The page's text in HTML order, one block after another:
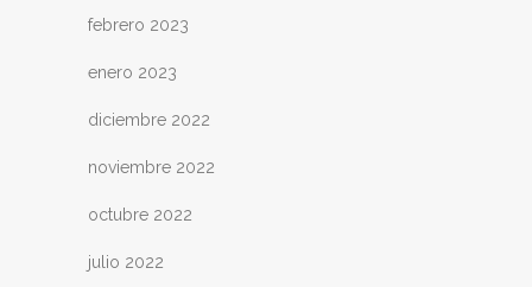
febrero 2023
enero 2023
diciembre 2022
noviembre 2022
octubre 2022
julio 2022